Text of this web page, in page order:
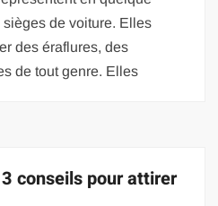
de voiture. Elles
des éraflures, des
de tout genre. Elles
conseils pour attirer